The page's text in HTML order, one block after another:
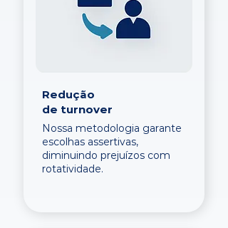
Redução
de turnover
Nossa metodologia garante
escolhas assertivas,
diminuindo prejuízos com
rotatividade.